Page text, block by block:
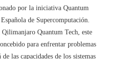
por la iniciativa Quantum
de Supercomputación.
Quantum Tech, este
para enfrentar problemas
las capacidades de los sistemas